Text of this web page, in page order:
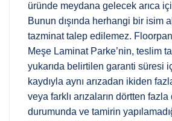
üründe meydana gelecek arıca
Bunun dışında herhangi bir isim
tazminat talep edilemez.
Meşe Laminat Parke’nin, teslim
yukarıda belirtilen garanti süresi
kaydıyla aynı arızadan ikiden
veya farklı arızaların dörtten fazla
durumunda ve tamirin